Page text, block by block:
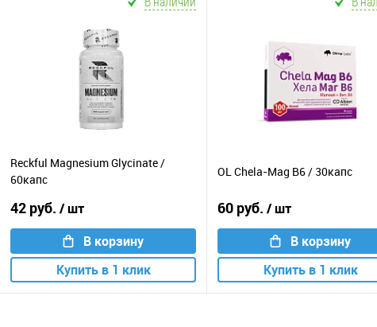
Reckful Magnesium Glycinate /
60капс
42 руб. / шт
В корзину
Купить в 1 клик
OL Chela-Mag B6 / 30капс
60 руб. / шт
В корзину
Купить в 1 клик